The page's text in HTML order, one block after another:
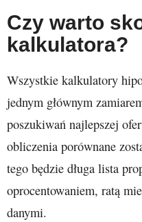
Czy warto
kalkulatora?
Wszystkie kalkulatory
jednym głównym
poszukiwań najlepszej
obliczenia porównane
tego będzie długa lista
oprocentowaniem, ratą
danymi.